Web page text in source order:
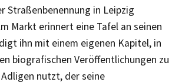
Straßenbenennung in Leipzig
Markt erinnert eine Tafel an seinen
ihn mit einem eigenen Kapitel, in
biografischen Veröffentlichungen zu
nutzt, der seine